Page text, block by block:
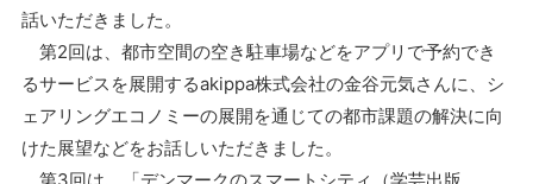
話いただきました。
第2回は、都市空間の空き駐車場などをアプリで予約でき
るサービスを展開するakippa株式会社の金谷元気さんに、シ
ェアリングエコノミーの展開を通じての都市課題の解決に向
けた展望などをお話しいただきました。